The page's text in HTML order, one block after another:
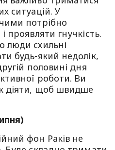
ситуацій. У
потрібно
проявляти гнучкість.
люди схильні
будь-який недолік,
половині дня
роботи. Ви
діяти, щоб швидше
фон Раків не